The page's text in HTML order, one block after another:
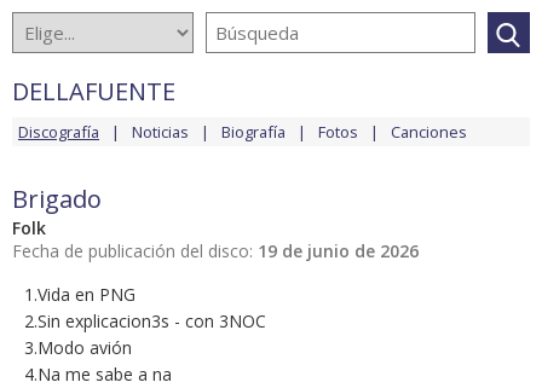
DELLAFUENTE
Discografía Noticias Biografía Fotos Canciones
Brigado
Folk
Fecha de publicación del disco: 19 de junio de 2026
1.Vida en PNG
2.Sin explicacion3s - con 3NOC
3.Modo avión
4.Na me sabe a na